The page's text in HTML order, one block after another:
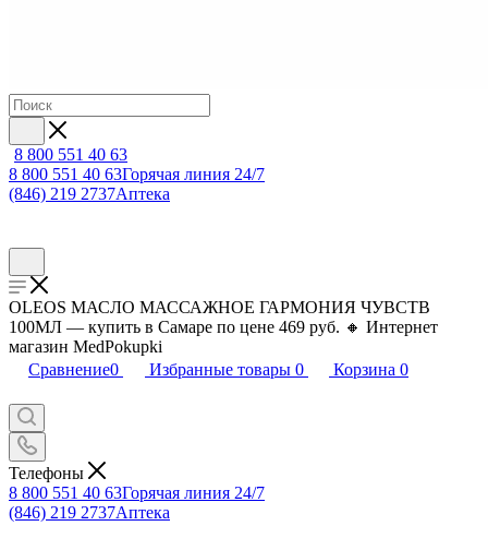
8 800 551 40 63
8 800 551 40 63Горячая линия 24/7
(846) 219 2737Аптека
OLEOS МАСЛО МАССАЖНОЕ ГАРМОНИЯ ЧУВСТВ
100МЛ — купить в Самаре по цене 469 руб. 🔸 Интернет
магазин MedPokupki
Сравнение0 Избранные товары 0 Корзина 0
Телефоны
8 800 551 40 63Горячая линия 24/7
(846) 219 2737Аптека